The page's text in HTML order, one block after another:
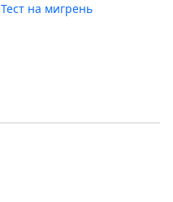
Тест на мигрень